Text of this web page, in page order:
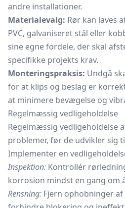
andre installationer.
Materialevalg: Rør kan laves
PVC, galvaniseret stål eller
sine egne fordele, der skal
specifikke projekts krav.
Monteringspraksis: Undgå
for at klips og beslag er
at minimere bevægelse og
Regelmæssig vedligeholdelse
Regelmæssig vedligeholdelse
problemer, før de udvikler sig
Implementer en
Inspektion: Kontrollér
korrosion mindst en gang om
Rensning: Fjern ophobninger